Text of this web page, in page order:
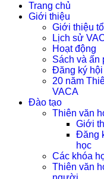
Trang chủ
Giới thiệu
Giới thiệu
Lịch sử
Hoạt động
Sách và ấn
Đăng ký
20 năm
VACA
Đào tạo
Thiên văn
Giới
Đăng
học
Các khóa
Thiên văn